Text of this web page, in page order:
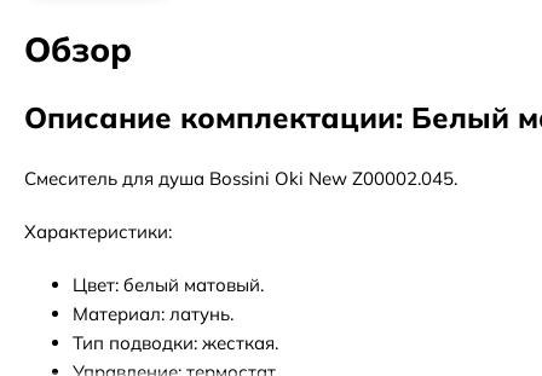
Обзор
Описание комплектации: Белый
Смеситель для душа Bossini Oki New Z00002.045.
Характеристики:
Цвет: белый матовый.
Материал: латунь.
Тип подводки: жесткая.